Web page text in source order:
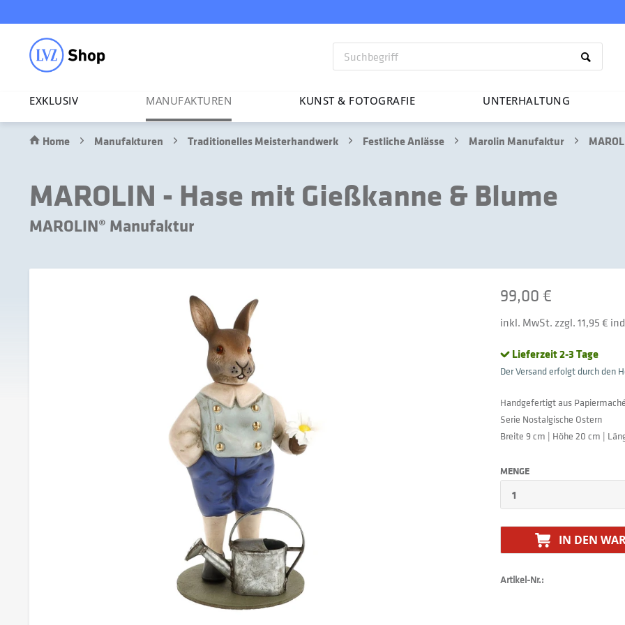
EXKLUSIV MANU­FAK­TUREN KUNST & FOTO­GRAFIE UNTER­HAL­TUNG
Home Manufakturen Traditionelles Meisterhandwerk Festliche Anlässe Marolin Manufaktur
MAROLIN - Hase mit Gießkanne & Blume
MAROLIN® Manufaktur
99,00 €
inkl. MwSt. zzgl. 11,95 €
Lieferzeit 2-3 Tage
Der Versand erfolgt durch den
Handgefertigt aus Papiermaché
Serie Nostalgische Ostern
Breite 9 cm | Höhe 20 cm |
MENGE
IN DEN
Artikel-Nr.: